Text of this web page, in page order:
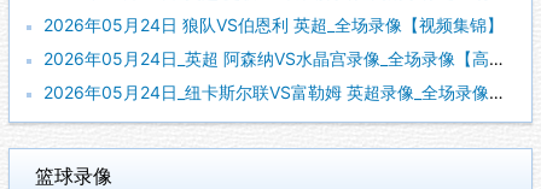
2026年05月24日 狼队VS伯恩利 英超_全场录像【视频集锦】
2026年05月24日_英超 阿森纳VS水晶宫录像_全场录像【高清回放】
2026年05月24日_纽卡斯尔联VS富勒姆 英超录像_全场录像【高清回放】
篮球录像